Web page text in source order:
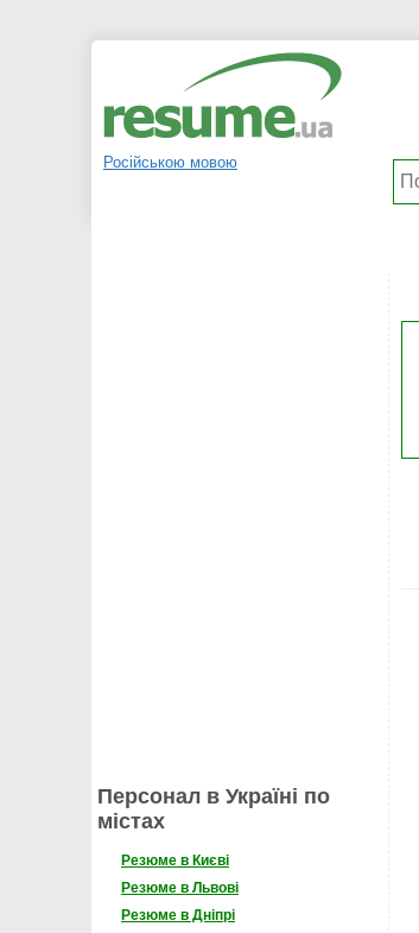
Російською мовою
Персонал в Україні по
містах
Резюме в Києві
Резюме в Львові
Резюме в Дніпрі